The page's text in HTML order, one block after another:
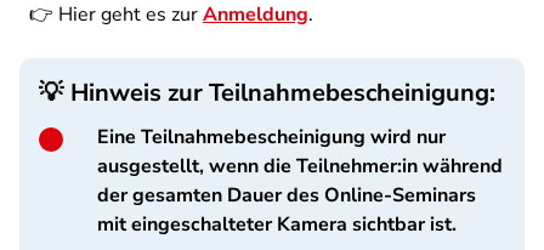
👉 Hier geht es zurAnmeldung.
💡 Hinweis zur Teilnahmebescheinigung:
Eine Teilnahmebescheinigung wird nur
ausgestellt, wenn die Teilnehmer:in während
der gesamten Dauer des Online-Seminars
mit eingeschalteter Kamera sichtbar ist.